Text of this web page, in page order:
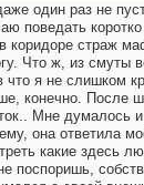
один раз не
поведать
коридоре страж
Что ж, из смуты
что я не слишком
конечно. После
Мне думалось и
она ответила
какие здесь
поспоришь,